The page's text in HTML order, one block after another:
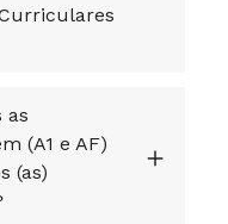
as
(A1 e AF)
(as)